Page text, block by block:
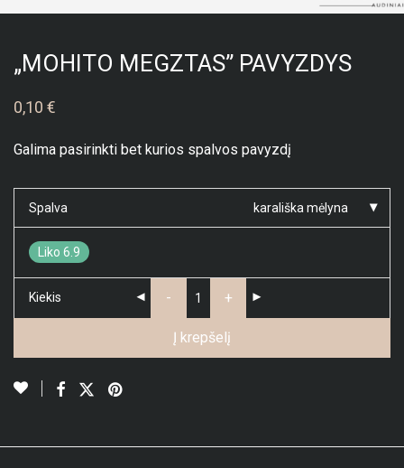
„MOHITO MEGZTAS” PAVYZDYS
0,10 €
Galima pasirinkti bet kurios spalvos pavyzdį
Spalva karališka mėlyna
Liko 6.9
Kiekis - +
Į krepšelį